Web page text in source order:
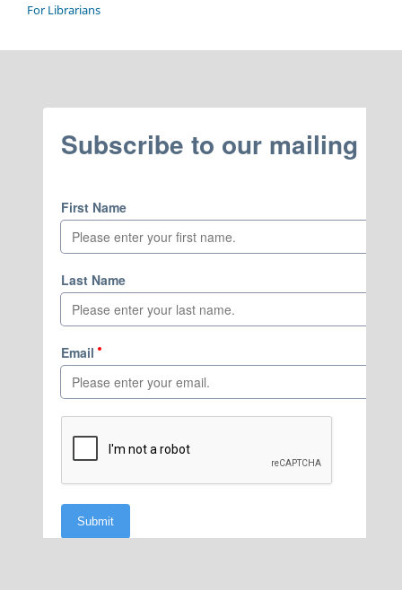
For Librarians